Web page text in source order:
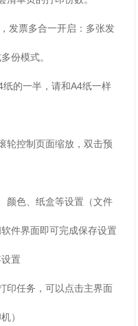
发票多合一开启：多张发
份模式。
的一半，请和A4纸一样
轮控制页面缩放，双击预
颜色、纸盒等设置（文件
件界面即可完成保存设置
置
印任务，可以点击主界面
）